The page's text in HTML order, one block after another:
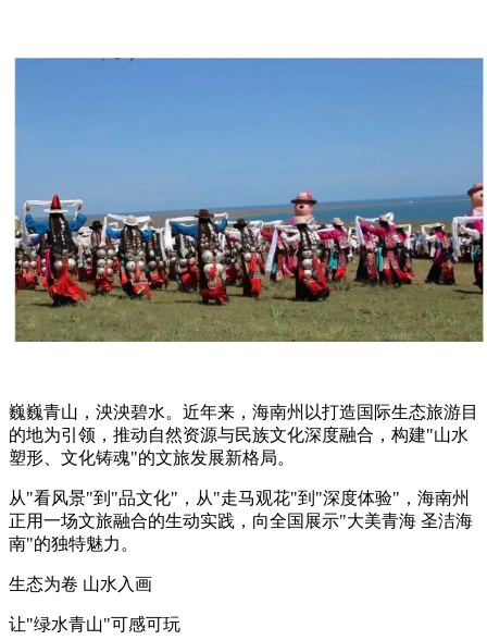
巍巍青山，泱泱碧水。近年来，海南州以打造国际生态旅游目
的地为引领，推动自然资源与民族文化深度融合，构建"山水
塑形、文化铸魂"的文旅发展新格局。
从"看风景"到"品文化"，从"走马观花"到"深度体验"，海南州
正用一场文旅融合的生动实践，向全国展示"大美青海 圣洁海
南"的独特魅力。
生态为卷 山水入画
让"绿水青山"可感可玩